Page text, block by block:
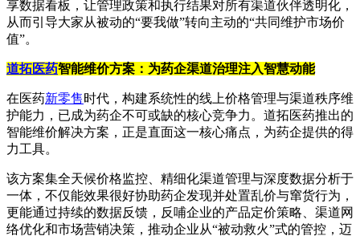
享数据看板，让管理政策和执行结果对所有渠道伙伴透明化，
从而引导大家从被动的“要我做”转向主动的“共同维护市场价
值”。
道拓医药智能维价方案：为药企渠道治理注入智慧动能
在医药新零售时代，构建系统性的线上价格管理与渠道秩序维
护能力，已成为药企不可或缺的核心竞争力。道拓医药推出的
智能维价解决方案，正是直面这一核心痛点，为药企提供的得
力工具。
该方案集全天候价格监控、精细化渠道管理与深度数据分析于
一体，不仅能效果很好协助药企发现并处置乱价与窜货行为，
更能通过持续的数据反馈，反哺企业的产品定价策略、渠道网
络优化和市场营销决策，推动企业从“被动救火”式的管控，迈